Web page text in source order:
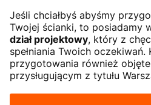
Jeśli chciałbyś abyśmy
Twojej ścianki, to posiadamy
dział projektowy, który z
spełniania Twoich oczekiwań.
przygotowania również
przysługującym z tytułu